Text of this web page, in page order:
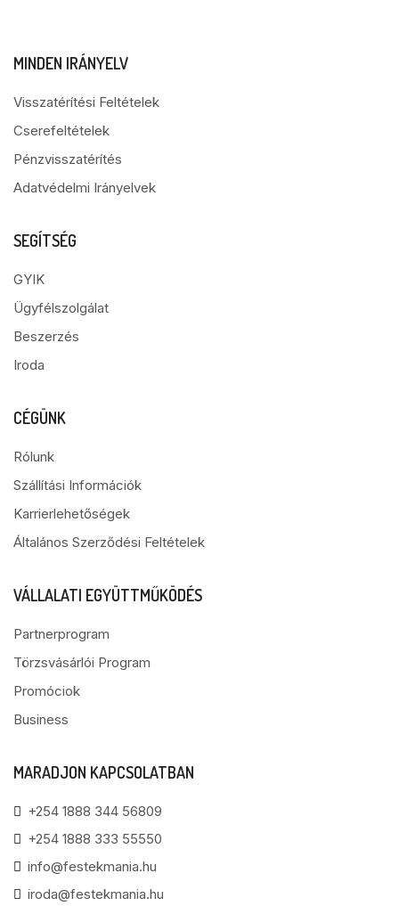
MINDEN IRÁNYELV
Visszatérítési Feltételek
Cserefeltételek
Pénzvisszatérítés
Adatvédelmi Irányelvek
SEGÍTSÉG
GYIK
Ügyfélszolgálat
Beszerzés
Iroda
CÉGÜNK
Rólunk
Szállítási Információk
Karrierlehetőségek
Általános Szerződési Feltételek
VÁLLALATI EGYÜTTMŰKÖDÉS
Partnerprogram
Törzsvásárlói Program
Promóciok
Business
MARADJON KAPCSOLATBAN
+254 1888 344 56809
+254 1888 333 55550
info@festekmania.hu
iroda@festekmania.hu